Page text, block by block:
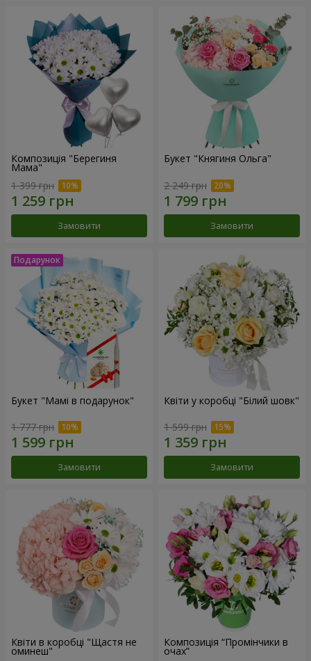
Композиція "Берегиня
Мама"
1 399 грн
Замовити
Букет "Княгиня Ольга"
2 249 грн
Замовити
Букет "Мамі в подарунок"
1 777 грн
Замовити
Квіти у коробці "Білий шовк"
1 599 грн
Замовити
Квіти в коробці "Щастя не
оминеш"
Композиція “Промінчики в
очах”